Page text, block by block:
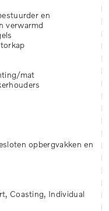
en
verwarmd
mat
opbergvakken en
Coasting, Individual